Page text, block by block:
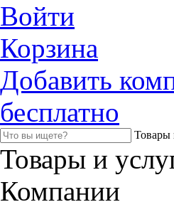
Войти
Корзина
Добавить
бесплатно
Товары
Товары и
Компании